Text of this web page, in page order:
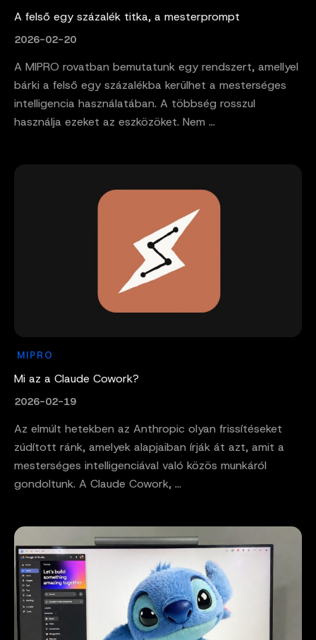
A felső egy százalék titka, a mesterprompt
2026-02-20
A MIPRO rovatban bemutatunk egy rendszert, amellyel
bárki a felső egy százalékba kerülhet a mesterséges
intelligencia használatában. A többség rosszul
használja ezeket az eszközöket. Nem ...
MIPRO
Mi az a Claude Cowork?
2026-02-19
Az elmúlt hetekben az Anthropic olyan frissítéseket
zúdított ránk, amelyek alapjaiban írják át azt, amit a
mesterséges intelligenciával való közös munkáról
gondoltunk. A Claude Cowork, ...